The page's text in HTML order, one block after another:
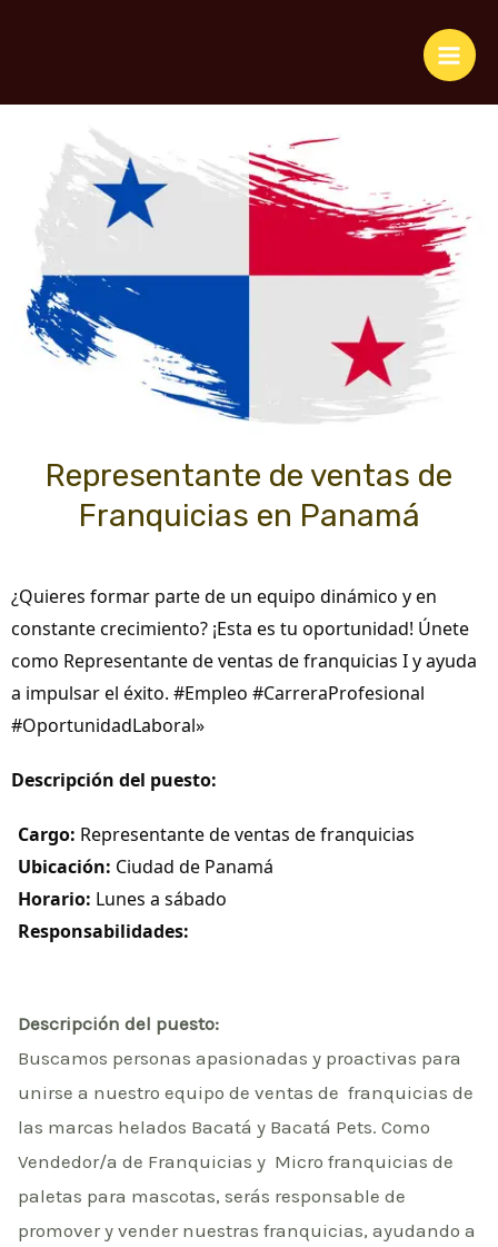
Representante de ventas de
Franquicias en Panamá
¿Quieres formar parte de un equipo dinámico y en
constante crecimiento? ¡Esta es tu oportunidad! Únete
como Representante de ventas de franquicias I y ayuda
a impulsar el éxito. #Empleo #CarreraProfesional
#OportunidadLaboral»
Descripción del puesto:
Cargo: Representante de ventas de franquicias
Ubicación: Ciudad de Panamá
Horario: Lunes a sábado
Responsabilidades:
Descripción del puesto:
Buscamos personas apasionadas y proactivas para
unirse a nuestro equipo de ventas de franquicias de
las marcas helados Bacatá y Bacatá Pets. Como
Vendedor/a de Franquicias y Micro franquicias de
paletas para mascotas, serás responsable de
promover y vender nuestras franquicias, ayudando a